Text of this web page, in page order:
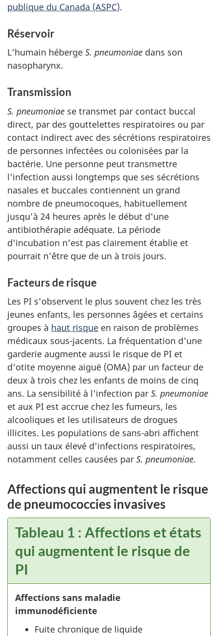
publique du Canada (ASPC).
Réservoir
L'humain héberge S. pneumoniae dans son
nasopharynx.
Transmission
S. pneumoniae se transmet par contact buccal
direct, par des gouttelettes respiratoires ou par
contact indirect avec des sécrétions respiratoires
de personnes infectées ou colonisées par la
bactérie. Une personne peut transmettre
l'infection aussi longtemps que ses sécrétions
nasales et buccales contiennent un grand
nombre de pneumocoques, habituellement
jusqu'à 24 heures après le début d'une
antibiothérapie adéquate. La période
d'incubation n'est pas clairement établie et
pourrait n'être que de un à trois jours.
Facteurs de risque
Les PI s'observent le plus souvent chez les très
jeunes enfants, les personnes âgées et certains
groupes à haut risque en raison de problèmes
médicaux sous-jacents. La fréquentation d'une
garderie augmente aussi le risque de PI et
d'otite moyenne aiguë (OMA) par un facteur de
deux à trois chez les enfants de moins de cinq
ans. La sensibilité à l'infection par S. pneumoniae
et aux PI est accrue chez les fumeurs, les
alcooliques et les utilisateurs de drogues
illicites. Les populations de sans-abri affichent
aussi un taux élevé d'infections respiratoires,
notamment celles causées par S. pneumoniae.
Affections qui augmentent le risque
de pneumococcies invasives
Tableau 1 : Affections et états
qui augmentent le risque de
PI
Affections sans maladie
immunodéficiente
Fuite chronique de liquide